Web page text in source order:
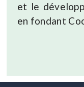
et le
en fondant